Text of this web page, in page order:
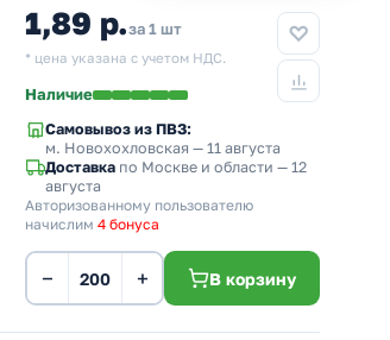
1,89 р.за 1 шт
* цена указана с учетом НДС.
Наличие
Самовывоз из ПВЗ:
м. Новохохловская — 11 августа
Доставка по Москве и области — 12
августа
Авторизованному пользователю
начислим 4 бонуса
− + В корзину